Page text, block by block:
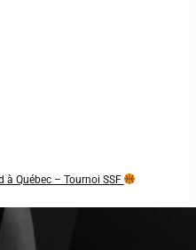
à Québec – Tournoi SSF